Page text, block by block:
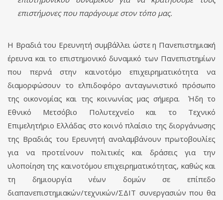
επιστήμονες που παράγουμε στον τόπο μας.
Η Βραδιά του Ερευνητή συμβάλλει ώστε η Πανεπιστημιακή
έρευνα και το επιστημονικό δυναμικό των Πανεπιστημίων
που περνά στην καινοτόμο επιχειρηματικότητα να
διαμορφώσουν το ελπιδοφόρο ανταγωνιστικό πρόσωπο
της οικονομίας και της κοινωνίας μας σήμερα. Ήδη το
Εθνικό Μετσόβιο Πολυτεχνείο και το Τεχνικό
Επιμελητήριο Ελλάδας στο κοινό πλαίσιο της διοργάνωσης
της Βραδιάς του Ερευνητή αναλαμβάνουν πρωτοβουλίες
για να προτείνουν πολιτικές και δράσεις για την
υλοποίηση της καινοτόμου επιχειρηματικότητας, καθώς και
τη δημιουργία νέων δομών σε επίπεδο
διαπανεπιστημιακών/τεχνικών/ΣΔΙΤ συνεργασιών που θα